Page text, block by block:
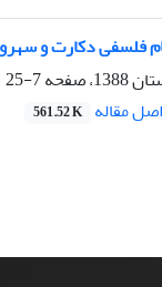
فلسفی دکارت و
7-25
اصل مقاله 561.52 K